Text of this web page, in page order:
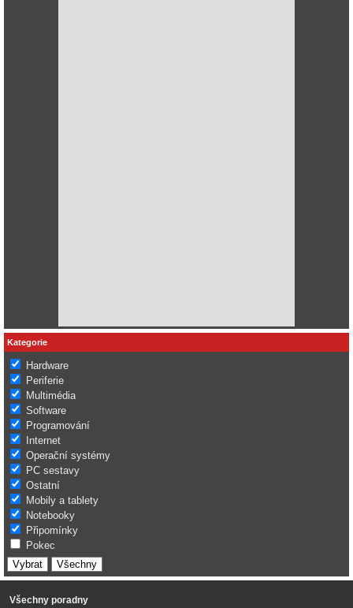
Kategorie
Hardware
Periferie
Multimédia
Software
Programování
Internet
Operační systémy
PC sestavy
Ostatní
Mobily a tablety
Notebooky
Připomínky
Pokec
Všechny poradny